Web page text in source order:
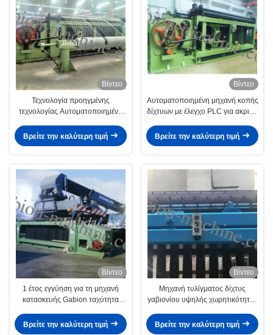
Βίντεο
Τεχνολογία προηγμένης
τεχνολογίας Αυτοματοποιημένη
λειτουργία
Βρείτε την καλύτερη τιμή
Βίντεο
Αυτοματοποιημένη μηχανή κοπής
δίχτυων με έλεγχο PLC για ακριβή
Βρείτε την καλύτερη τιμή
Βίντεο
1 έτος εγγύηση για τη μηχανή
κατασκευής Gabion ταχύτητα
Βρείτε την καλύτερη τιμή
Βίντεο
Μηχανή τυλίγματος δίχτυς
γαβιονίου υψηλής χωρητικότητας
Βρείτε την καλύτερη τιμή